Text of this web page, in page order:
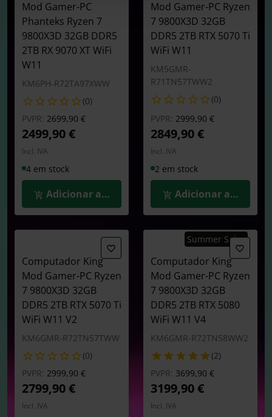
Mod Gamer-PC
Phanteks Ryzen 7
9800X3D 32GB DDR5
2TB RX 9070 XT WiFi
W11
KM6PH-R72TA97XWW
(0)
PVPR: Preço reduzido de
2699,90 €para
2499,90 €
Incl. IVA
4 em stock
Adicionar ao Carrinho
Mod Gamer-PC Ryzen
7 9800X3D 32GB
DDR5 2TB RTX 5070 Ti
WiFi W11
KM5GMR-
R71TN57TWW2
(0)
PVPR: Preço reduzido de
2999,90 €para
2849,90 €
Incl. IVA
2 em stock
Adicionar ao
Computador King
Mod Gamer-PC Ryzen
7 9800X3D 32GB
DDR5 2TB RTX 5070 Ti
WiFi W11 V2
KM6GMR-R72TN57TWW
(0)
PVPR: Preço reduzido de
2999,90 €para
2799,90 €
Incl. IVA
Summer Sales
Computador King
Mod Gamer-PC Ryzen
7 9800X3D 32GB
DDR5 2TB RTX 5080
WiFi W11 V4
KM6GMR-R72TN58WW2
(2)
PVPR: Preço reduzido de
3699,90 €para
3199,90 €
Incl. IVA